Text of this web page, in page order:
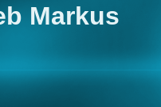
Markus